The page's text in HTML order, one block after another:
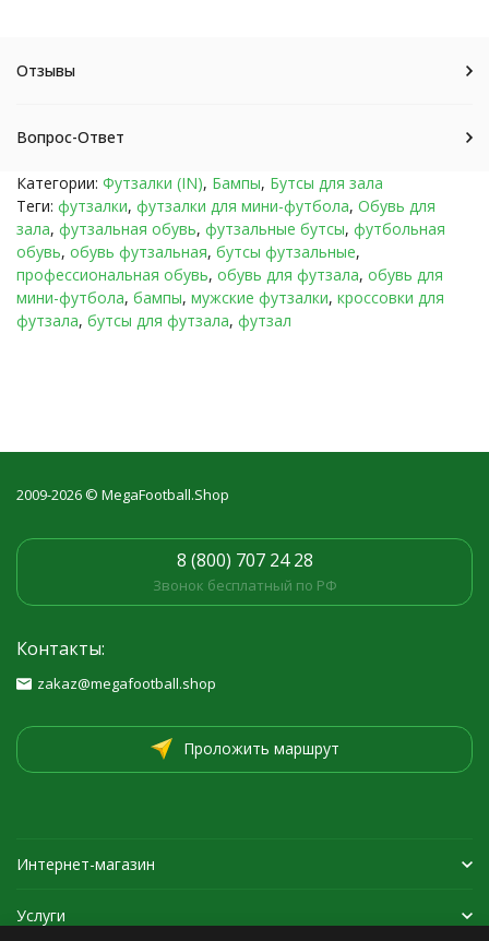
Отзывы
Вопрос-Ответ
Категории: Футзалки (IN), Бампы, Бутсы для зала
Теги: футзалки, футзалки для мини-футбола, Обувь для
зала, футзальная обувь, футзальные бутсы, футбольная
обувь, обувь футзальная, бутсы футзальные,
профессиональная обувь, обувь для футзала, обувь для
мини-футбола, бампы, мужские футзалки, кроссовки для
футзала, бутсы для футзала, футзал
2009-2026 © MegaFootball.Shop
8 (800) 707 24 28
Звонок бесплатный по РФ
Контакты:
zakaz@megafootball.shop
Проложить маршрут
Интернет-магазин
Услуги